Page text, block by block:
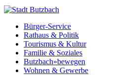
Bürger-Service
Rathaus & Politik
Tourismus & Kultur
Familie & Soziales
Butzbach»bewegen
Wohnen & Gewerbe